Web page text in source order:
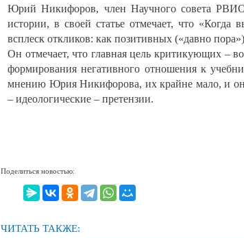
Юрий Никифоров, член Научного совета РВИО
истории, в своей статье отмечает, что «Когда
всплеск откликов: как позитивных («давно
Он отмечает, что главная цель критикующих –
формирования негативного отношения к
мнению Юрия Никифорова, их крайне мало, и
– идеологические – претензии.
Поделиться новостью:
ЧИТАТЬ ТАКЖЕ: